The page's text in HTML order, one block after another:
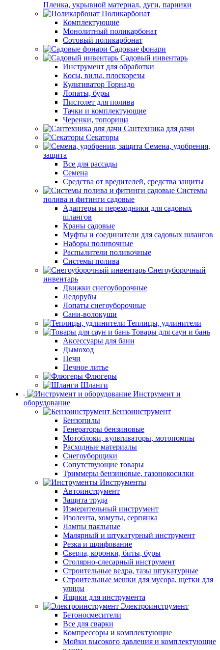
Пленка, укрывной материал, дуги, парники
Поликарбонат
Комплектующие
Монолитный поликарбонат
Сотовый поликарбонат
Садовые фонари
Садовый инвентарь
Инструмент для обработки
Косы, вилы, плоскорезы
Культиватор Торнадо
Лопаты, буры
Пистолет для полива
Тачки и комплектующие
Черенки, топорища
Сантехника для дачи
Секаторы
Семена, удобрения,
защита
Все для рассады
Семена
Средства от вредителей, средства защиты
Системы
полива и фитинги садовые
Адаптеры и переходники для садовых
шлангов
Краны садовые
Муфты и соединители для садовых шлангов
Наборы поливочные
Распылители поливочные
Системы полива
Снегоуборочный
инвентарь
Движки снегоуборочные
Ледорубы
Лопаты снегоуборочные
Сани-волокуши
Теплицы, удлинители
Товары для саун и бань
Аксессуары для бани
Дымоход
Печи
Печное литье
Флюгеры
Шланги
Инструмент и
оборудование
Бензоинструмент
Бензопилы
Генераторы бензиновые
Мотоблоки, культиваторы, мотопомпы
Расходные материалы
Снегоуборщики
Сопутствующие товары
Триммеры бензиновые, газонокосилки
Инструменты
Автоинструмент
Защита труда
Измерительный инструмент
Изолента, хомуты, серпянка
Лампы паяльные
Малярный и штукатурный инструмент
Резка и шлифование
Сверла, коронки, биты, буры
Столярно-слесарный инструмент
Строительные ведра, тазы штукатурные
Строительные мешки для мусора, щетки для
улицы
Ящики для инструмента
Электроинструмент
Бетоносмесители
Все для сварки
Компрессоры и комплектующие
Мойки высокого давления и комплектующие